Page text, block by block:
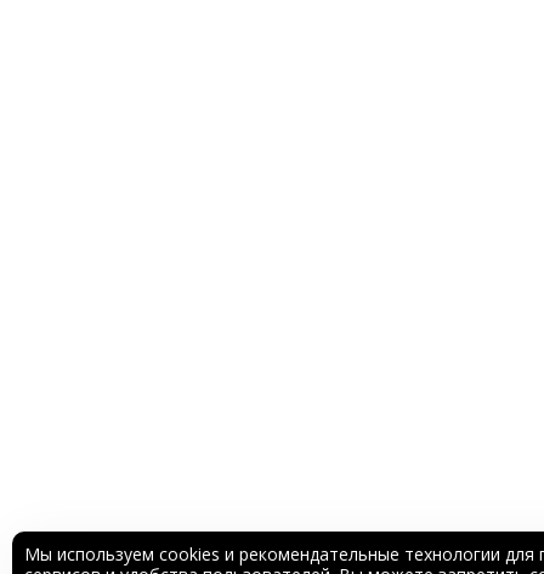
Мы используем cookies и рекомендательные технологии для